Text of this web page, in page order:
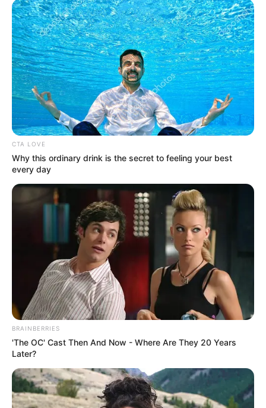
CTA LOVE
Why this ordinary drink is the secret to feeling your best
every day
BRAINBERRIES
'The OC' Cast Then And Now - Where Are They 20 Years
Later?